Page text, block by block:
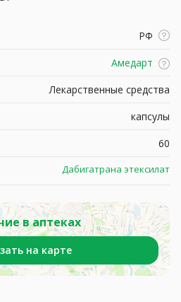
РФ
Амедарт
Лекарственные средства
капсулы
60
Дабигатрана этексилат
в аптеках
на карте